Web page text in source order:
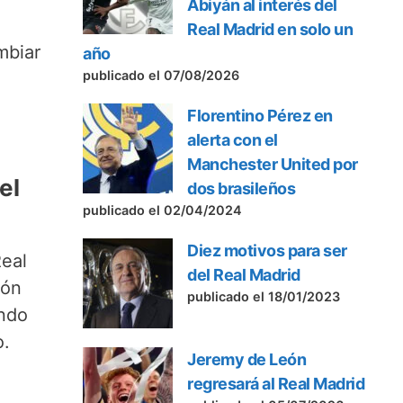
Abiyán al interés del
Real Madrid en solo un
año
publicado el 07/08/2026
Florentino Pérez en
alerta con el
Manchester United por
dos brasileños
publicado el 02/04/2024
Diez motivos para ser
del Real Madrid
publicado el 18/01/2023
Jeremy de León
regresará al Real Madrid